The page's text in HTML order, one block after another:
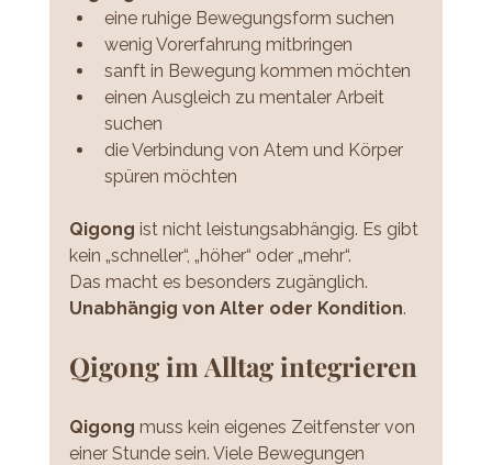
eine ruhige Bewegungsform suchen
wenig Vorerfahrung mitbringen
sanft in Bewegung kommen möchten
einen Ausgleich zu mentaler Arbeit
suchen
die Verbindung von Atem und Körper
spüren möchten
Qigong ist nicht leistungsabhängig. Es gibt
kein „schneller“, „höher“ oder „mehr“.
Das macht es besonders zugänglich.
Unabhängig von Alter oder Kondition.
Qigong im Alltag integrieren
Qigong muss kein eigenes Zeitfenster von
einer Stunde sein. Viele Bewegungen